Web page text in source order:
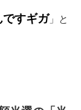
ですギガ」と